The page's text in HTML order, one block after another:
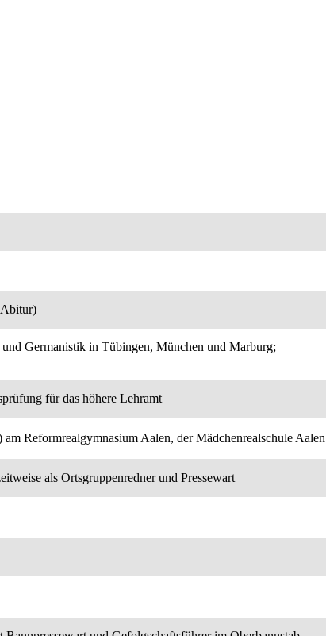
und Germanistik in Tübingen, München und Marburg;
für das höhere Lehramt
am Reformrealgymnasium Aalen, der Mädchenrealschule
als Ortsgruppenredner und Pressewart